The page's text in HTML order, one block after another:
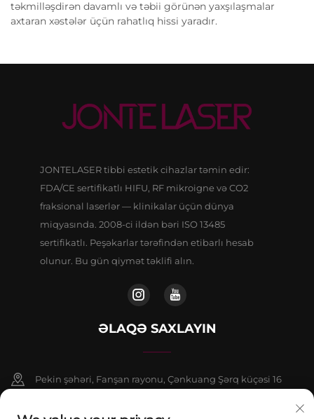
təkmilləşdirən davamlı və təbii görünən yaxşılaşmalar
axtaran xəstələr üçün rahatlıq hissi yaradır.
JONTELASER tibbi estetik cihazlar təmin edir:
FDA/CE sertifikatlı HIFU, RF mikroigne və CO2
fraksional laserlər — klinikalar üçün dünya
miqyasında. 2008-ci ildən bəri ISO 13485
sertifikatlı. Peşəkarlar tərəfindən etibarlı hesab
olunur. Bu gün qiymət təklifi alın.
ƏLAQƏ SAXLAYIN
Pekin şəhəri, Fanşan rayonu, Çənkuang Şərq küçəsi 16